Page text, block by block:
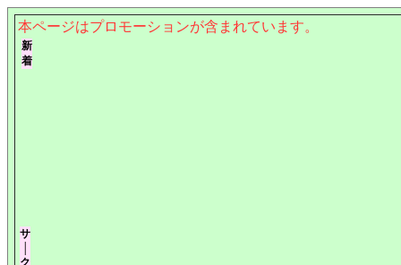
本ページはプロモーションが含まれています。